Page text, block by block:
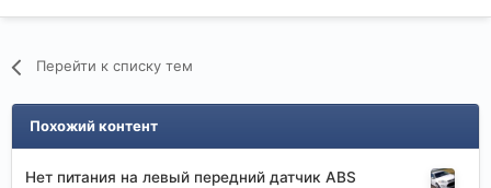
Перейти к списку тем
Похожий контент
Нет питания на левый передний датчик ABS